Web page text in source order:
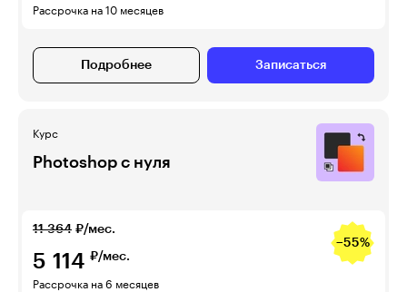
Рассрочка на 10 месяцев
Подробнее Записаться
Курс
Photoshop с нуля
11 364 ₽/мес.
−55%
5 114 ₽/мес.
Рассрочка на 6 месяцев